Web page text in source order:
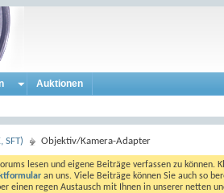
Auktionen
SFT) Objektiv/Kamera-Adapter
lesen und eigene Beiträge verfassen zu
an uns. Viele Beiträge können Sie auch so
einen regen Austausch mit Ihnen in unserer netten